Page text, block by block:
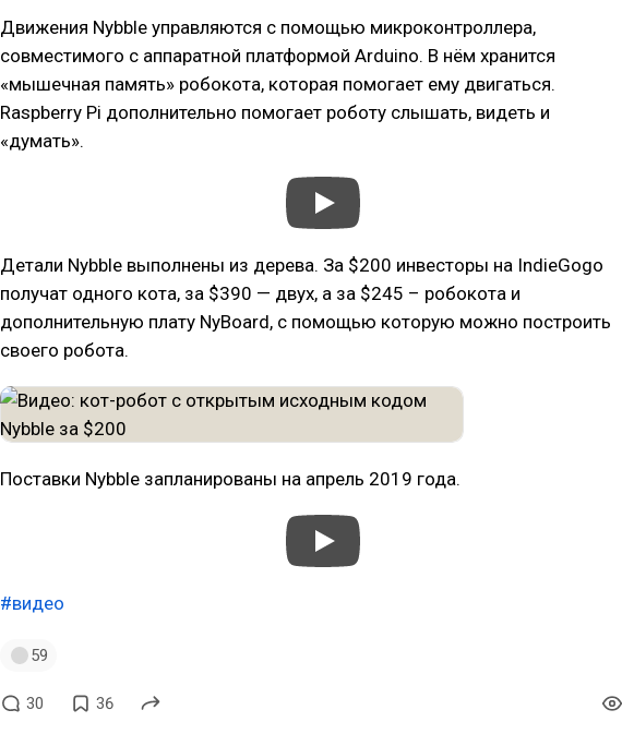
Движения Nybble управляются с помощью микроконтроллера,
совместимого с аппаратной платформой Arduino. В нём хранится
«мышечная память» робокота, которая помогает ему двигаться.
Raspberry Pi дополнительно помогает роботу слышать, видеть и
«думать».
Детали Nybble выполнены из дерева. За $200 инвесторы на IndieGogo
получат одного кота, за $390 — двух, а за $245 – робокота и
дополнительную плату NyBoard, с помощью которую можно построить
своего робота.
Поставки Nybble запланированы на апрель 2019 года.
#видео
59
30 36